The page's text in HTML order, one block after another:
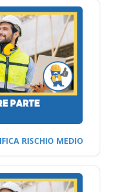
RISCHIO MEDIO